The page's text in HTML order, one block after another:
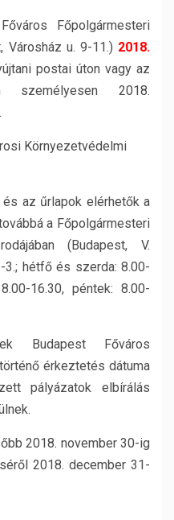
Főpolgármesteri
Városház u. 9-11.) 2018.
postai úton vagy az
személyesen 2018.
Környezetvédelmi
az űrlapok elérhetők a
a Főpolgármesteri
(Budapest, V.
3.; hétfő és szerda: 8.00-
16.30, péntek: 8.00-
Budapest Főváros
érkeztetés dátuma
pályázatok elbírálás
2018. november 30-ig
2018. december 31-